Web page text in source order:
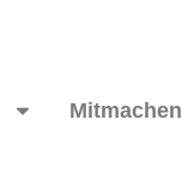
Mitmachen